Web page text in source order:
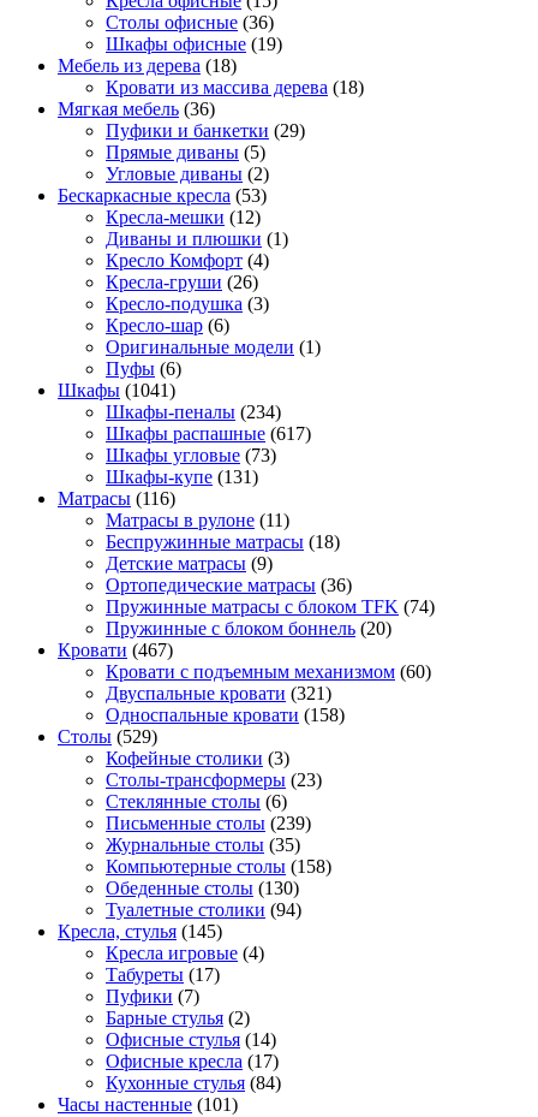
Столы офисные (36)
Шкафы офисные (19)
Мебель из дерева (18)
Кровати из массива дерева (18)
Мягкая мебель (36)
Пуфики и банкетки (29)
Прямые диваны (5)
Угловые диваны (2)
Бескаркасные кресла (53)
Кресла-мешки (12)
Диваны и плюшки (1)
Кресло Комфорт (4)
Кресла-груши (26)
Кресло-подушка (3)
Кресло-шар (6)
Оригинальные модели (1)
Пуфы (6)
Шкафы (1041)
Шкафы-пеналы (234)
Шкафы распашные (617)
Шкафы угловые (73)
Шкафы-купе (131)
Матрасы (116)
Матрасы в рулоне (11)
Беспружинные матрасы (18)
Детские матрасы (9)
Ортопедические матрасы (36)
Пружинные матрасы с блоком TFK (74)
Пружинные с блоком боннель (20)
Кровати (467)
Кровати с подъемным механизмом (60)
Двуспальные кровати (321)
Односпальные кровати (158)
Столы (529)
Кофейные столики (3)
Столы-трансформеры (23)
Стеклянные столы (6)
Письменные столы (239)
Журнальные столы (35)
Компьютерные столы (158)
Обеденные столы (130)
Туалетные столики (94)
Кресла, стулья (145)
Кресла игровые (4)
Табуреты (17)
Пуфики (7)
Барные стулья (2)
Офисные стулья (14)
Офисные кресла (17)
Кухонные стулья (84)
Часы настенные (101)